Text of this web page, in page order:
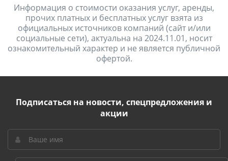
Информация о стоимости оказания услуг, аренды,
прочих платных и бесплатных услуг взята из
официальных источников компаний (сайт и/или
социальные сети), актуальна на 2024.11.01, носит
ознакомительный характер и не является публичной
офертой.
Подписаться на новости, спецпредложения и
акции